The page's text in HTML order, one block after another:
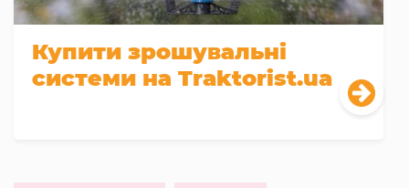
Купити зрошувальні
системи на Traktorist.ua